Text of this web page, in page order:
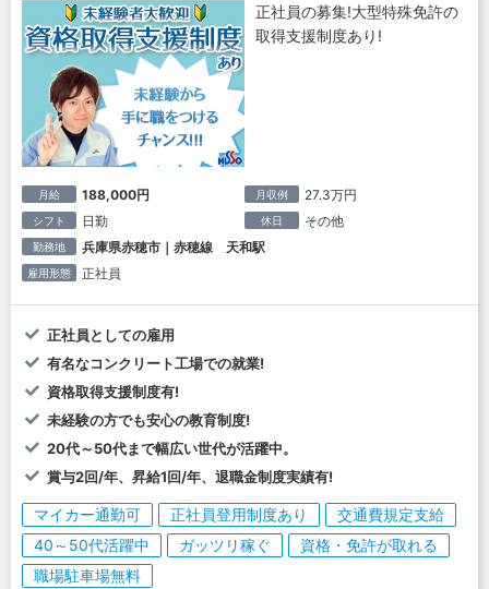
正社員の募集!大型特殊免許の
取得支援制度あり!
月給 188,000円 月収例 27.3万円
シフト 日勤 休日 その他
勤務地 兵庫県赤穂市｜赤穂線 天和駅
雇用形態 正社員
正社員としての雇用
有名なコンクリート工場での就業!
資格取得支援制度有!
未経験の方でも安心の教育制度!
20代～50代まで幅広い世代が活躍中。
賞与2回/年、昇給1回/年、退職金制度実績有!
マイカー通勤可 正社員登用制度あり
交通費規定支給
40～50代活躍中
ガッツリ稼ぐ
資格・免許が取れる
職場駐車場無料